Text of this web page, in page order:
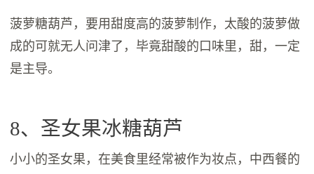
菠萝糖葫芦，要用甜度高的菠萝制作，太酸的菠萝做
成的可就无人问津了，毕竟甜酸的口味里，甜，一定
是主导。
8、圣女果冰糖葫芦
小小的圣女果，在美食里经常被作为妆点，中西餐的